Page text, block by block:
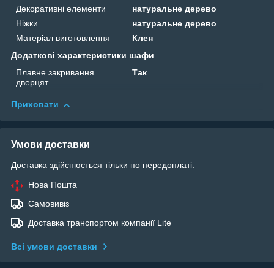
Декоративні елементи
натуральне дерево
Ніжки
натуральне дерево
Матеріал виготовлення
Клен
Додаткові характеристики шафи
Плавне закривання
дверцят
Так
Приховати
Умови доставки
Доставка здійснюється тільки по передоплаті.
Нова Пошта
Самовивіз
Доставка транспортом компанії Lite
Всі умови доставки